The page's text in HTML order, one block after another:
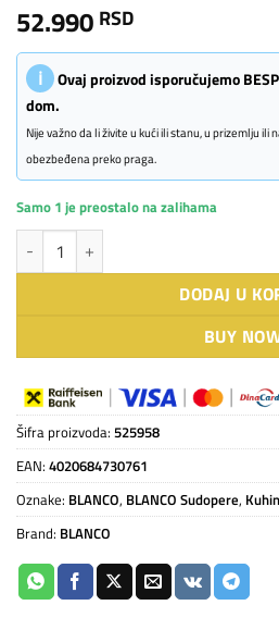
52.990 RSD
ℹ
Ovaj proizvod isporučujemo
dom.
Nije važno da li živite u kući ili stanu, u prizemlju
obezbeđena preko praga.
Samo 1 je preostalo na zalihama
BLANCO PLEON 9 crna količina
DODAJ U
BUY
Šifra proizvoda: 525958
EAN: 4020684730761
Oznake: BLANCO, BLANCO Sudopere,
Brand: BLANCO